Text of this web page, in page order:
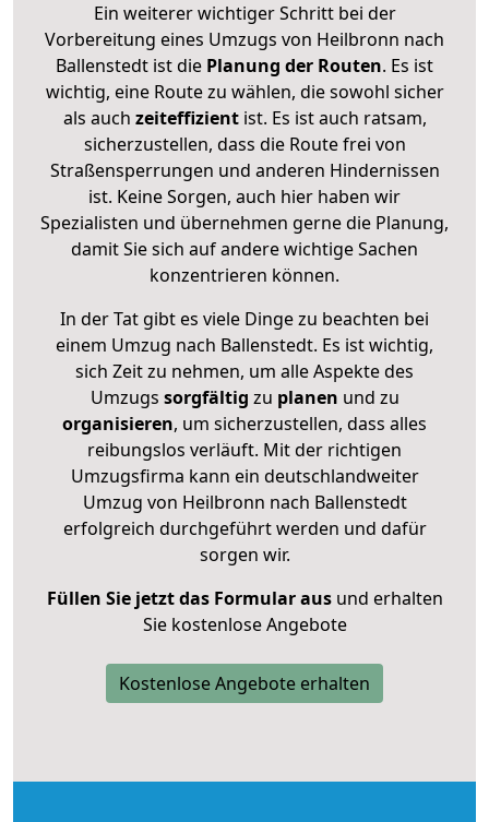
Ein weiterer wichtiger Schritt bei der
Vorbereitung eines Umzugs von Heilbronn nach
Ballenstedt ist die Planung der Routen. Es ist
wichtig, eine Route zu wählen, die sowohl sicher
als auch zeiteffizientist. Es ist auch ratsam,
sicherzustellen, dass die Route frei von
Straßensperrungen und anderen Hindernissen
ist. Keine Sorgen, auch hier haben wir
Spezialisten und übernehmen gerne die Planung,
damit Sie sich auf andere wichtige Sachen
konzentrieren können.
In der Tat gibt es viele Dinge zu beachten bei
einem Umzug nach Ballenstedt. Es ist wichtig,
sich Zeit zu nehmen, um alle Aspekte des
Umzugs sorgfältig zu planen und zu
organisieren, um sicherzustellen, dass alles
reibungslos verläuft. Mit der richtigen
Umzugsfirma kann ein deutschlandweiter
Umzug von Heilbronn nach Ballenstedt
erfolgreich durchgeführt werden und dafür
sorgen wir.
Füllen Sie jetzt das Formular ausund erhalten
Sie kostenlose Angebote
Kostenlose Angebote erhalten